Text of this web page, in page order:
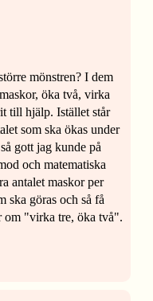
mönstren? I dem
öka två, virka
till hjälp. Istället står
som ska ökas under
gott jag kunde på
och matematiska
antalet maskor per
ska göras och så få
om "virka tre, öka två".